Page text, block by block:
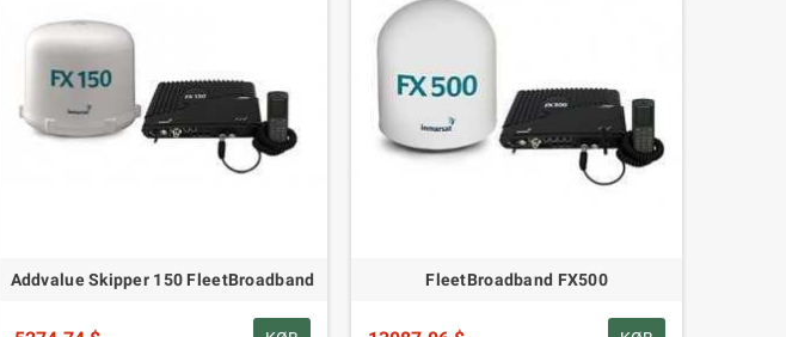
Addvalue Skipper 150 FleetBroadband FleetBroadband FX500